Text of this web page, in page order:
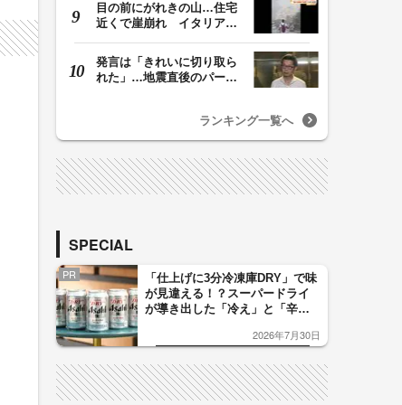
目の前にがれきの山…住宅
近くで崖崩れ イタリア・
発言は「きれいに切り取ら
れた」…地震直後のパーテ
ランキング一覧へ
SPECIAL
PR
「仕上げに3分冷凍庫DRY」で味
が見違える！？スーパードライ
が導き出した「冷え」と「辛
した「辛口カーブ」が飲み頃の
2026年7月30日